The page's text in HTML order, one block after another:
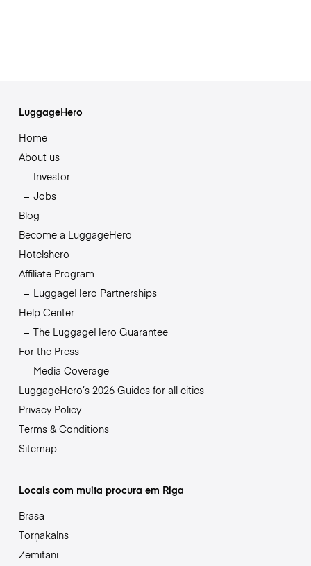
LuggageHero
Home
About us
Investor
Jobs
Blog
Become a LuggageHero
Hotelshero
Affiliate Program
LuggageHero Partnerships
Help Center
The LuggageHero Guarantee
For the Press
Media Coverage
LuggageHero’s 2026 Guides for all cities
Privacy Policy
Terms & Conditions
Sitemap
Locais com muita procura em Riga
Brasa
Torņakalns
Zemitāni